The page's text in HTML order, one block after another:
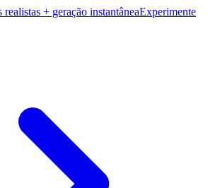
+ geração instantâneaExperimente